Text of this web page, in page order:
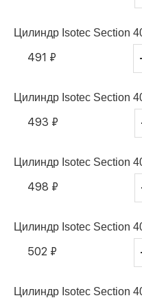
Цилиндр Isotec Section
491 ₽
Цилиндр Isotec Section
493 ₽
Цилиндр Isotec Section
498 ₽
Цилиндр Isotec Section
502 ₽
Цилиндр Isotec Section